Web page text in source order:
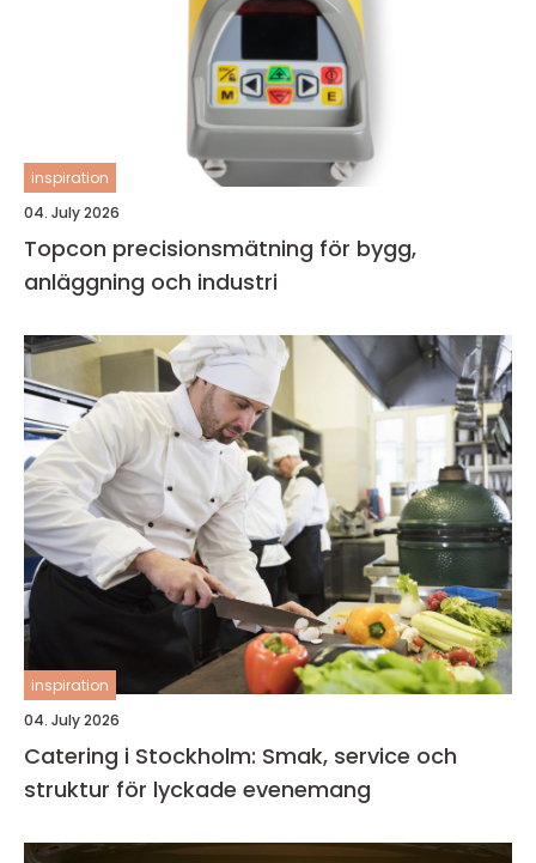
inspiration
04. July 2026
Topcon precisionsmätning för bygg,
anläggning och industri
inspiration
04. July 2026
Catering i Stockholm: Smak, service och
struktur för lyckade evenemang